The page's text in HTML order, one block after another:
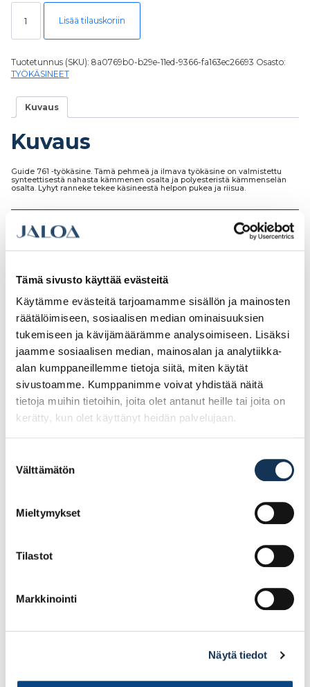
Tämä sivusto käyttää evästeitä
Käytämme evästeitä tarjoamamme sisällön ja mainosten
räätälöimiseen, sosiaalisen median ominaisuuksien
tukemiseen ja kävijämäärämme analysoimiseen. Lisäksi
jaamme sosiaalisen median, mainosalan ja analytiikka-
alan kumppaneillemme tietoja siitä, miten käytät
sivustoamme. Kumppanimme voivat yhdistää näitä
tietoja muihin tietoihin, joita olet antanut heille tai joita on
kerätty, kun olet käyttänyt heidän palvelujaan.
valinta
Välttämätön
Mieltymykset
Tilastot
Markkinointi
Näytä tiedot
Guide 761, koko 7 määrä
Lisää tilauskoriin
Tuotetunnus (SKU): 8a0769b0-b29e-11ed-9366-fa163ec26693 Osasto:
TYÖKÄSINEET
Kuvaus
Kuvaus
Guide 761 -työkäsine. Tämä pehmeä ja ilmava työkäsine on valmistettu
synteettisestä nahasta kämmenen osalta ja polyesteristä kämmenselän
osalta. Lyhyt ranneke tekee käsineestä helpon pukea ja riisua.
Guide 102 , koko 11
Lisää tilauskoriin